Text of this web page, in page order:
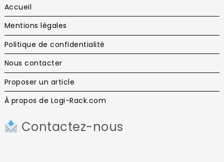
Accueil
Mentions légales
Politique de confidentialité
Nous contacter
Proposer un article
À propos de Logi-Rack.com
Contactez-nous